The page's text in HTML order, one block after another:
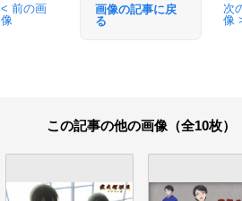
< 前の画
像
画像の記事に戻
る
次
像
この記事の他の画像（全10枚）